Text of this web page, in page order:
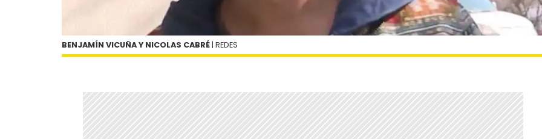
BENJAMÍN VICUÑA Y NICOLAS CABRÉ | REDES